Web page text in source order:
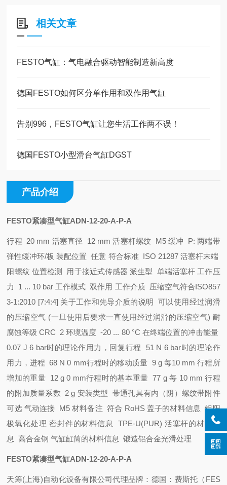
相关文章
FESTO气缸：气电融合驱动智能制造新高度
德国FESTO如何区分单作用和双作用气缸
告别996，FESTO气缸让您生活工作两不误！
德国FESTO小型滑台气缸DGST
产品介绍
FESTO紧凑型气缸ADN-12-20-A-P-A
行程 20 mm 活塞直径 12 mm活塞杆螺纹 M5缓冲 P: 两端带
弹性缓冲环/板 装配位置 任意 符合标准 ISO 21287 活塞杆末端
阳螺纹 位置检测 用于接近式传感器派生型 单端活塞杆 工作压
力 1 ... 10 bar 工作模式 双作用 工作介质 压缩空气符合ISO857
3-1:2010 [7:4:4] 关于工作和先导介质的说明 可以使用经过润滑
的压缩空气 (一旦使用后要求一直使用经过润滑的压缩空气) 耐
腐蚀等级 CRC 2环境温度 -20 ... 80 °C 在终端位置的冲击能量
0.07 J6 bar时的理论作用力，回复行程 51 N 6 bar时的理论作
用力，进程 68 N0 mm行程时的移动质量 9 g 每10 mm 行程所
增加的重量 12 g0 mm行程时的基本重量 77 g 每 10 mm 行程
的附加质量系数 2 g 安装类型 带通孔具有内（阴）螺纹带附件
可选 气动连接 M5材料备注 符合 RoHS 盖子的材料信息 铝阳
极氧化处理 密封件的材料信息 TPE-U(PUR) 活塞杆的材料信
息 高合金钢气缸缸筒的材料信息 锻造铝合金光滑处理
FESTO紧凑型气缸ADN-12-20-A-P-A
天筹(上海)自动化设备有限公司代理品牌： 德国：费斯托（FES